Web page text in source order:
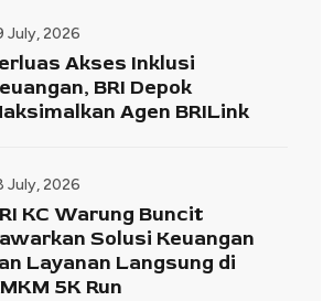
July, 2026
Akses Inklusi
BRI Depok
Agen BRILink
July, 2026
KC Warung Buncit
Solusi Keuangan
Layanan Langsung di
5K Run